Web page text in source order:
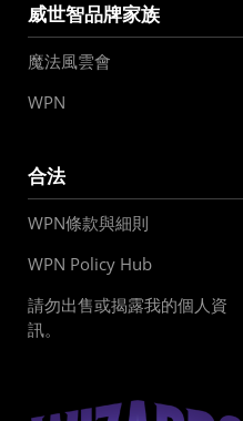
威世智品牌家族
魔法風雲會
WPN
合法
WPN條款與細則
WPN Policy Hub
請勿出售或揭露我的個人資
訊。